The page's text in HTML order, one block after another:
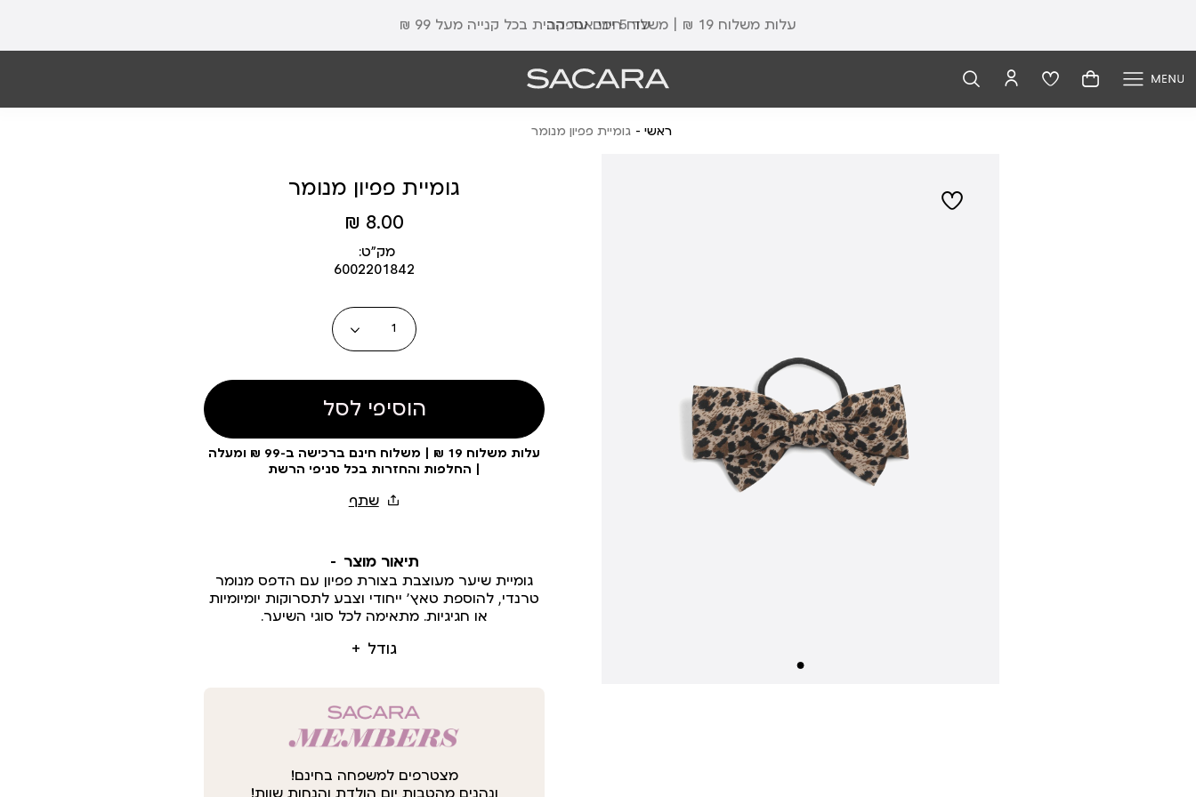
עלות משלוח 19 ₪ | משלוח חינם עד הבית בכל קנייה מעל 99 ₪ עד 5 ימי אספקה
ראשי גומיית פפיון מנומר
גומיית פפיון מנומר
מחיר
מוצר
8.00 ₪
מק״ט:
6002201842
כמות
הוסיפי לסל
עלות משלוח 19 ₪ | משלוח חינם ברכישה ב-99 ₪ ומעלה
| החלפות והחזרות בכל סניפי הרשת
תיאור מוצר
גודל
גומיית שיער מעוצבת בצורת פפיון עם הדפס מנומר
טרנדי, להוספת טאץ׳ ייחודי וצבע לתסרוקות יומיומיות
או חגיגיות. מתאימה לכל סוגי השיער.
מצטרפים למשפחה בחינם!
ונהנים מהטבות יום הולדת והנחות שוות!